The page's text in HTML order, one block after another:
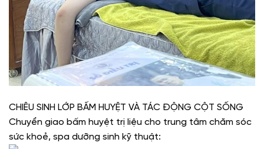
CHIÊU SINH LỚP BẤM HUYỆT VÀ TÁC ĐỘNG CỘT SỐNG
Chuyển giao bấm huyệt trị liệu cho trung tâm chăm sóc
sức khoẻ, spa dưỡng sinh kỹ thuật: